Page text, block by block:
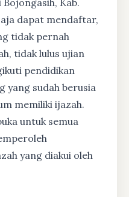
dapat mendaftar,
tidak pernah
tidak lulus ujian
pendidikan
yang sudah berusia
memiliki ijazah.
untuk semua
yang diakui oleh